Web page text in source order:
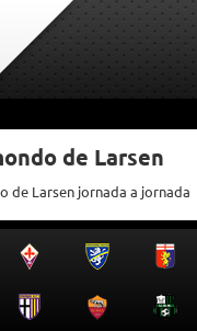
de Larsen
de Larsen jornada a jornada